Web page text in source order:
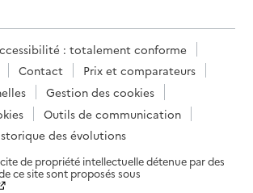
: totalement conforme
Contact
Prix et comparateurs
Gestion des cookies
Outils de communication
des évolutions
de propriété intellectuelle détenue par des
ce site sont proposés sous